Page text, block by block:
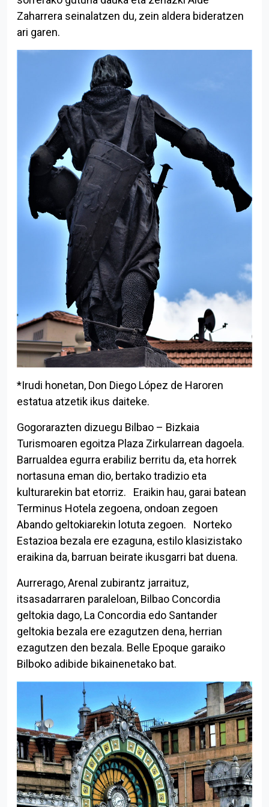
Zaharrera seinalatzen du, zein aldera bideratzen
ari garen.
*Irudi honetan, Don Diego López de Haroren
estatua atzetik ikus daiteke.
Gogorarazten dizuegu Bilbao – Bizkaia
Turismoaren egoitza Plaza Zirkularrean dagoela.
Barrualdea egurra erabiliz berritu da, eta horrek
nortasuna eman dio, bertako tradizio eta
kulturarekin bat etorriz.
Eraikin hau, garai batean
Terminus Hotela zegoena, ondoan zegoen
Abando geltokiarekin lotuta zegoen.
Norteko
Estazioa bezala ere ezaguna, estilo klasizistako
eraikina da, barruan beirate ikusgarri bat duena.
Aurrerago, Arenal zubirantz jarraituz,
itsasadarraren paraleloan, Bilbao Concordia
geltokia dago, La Concordia edo Santander
geltokia bezala ere ezagutzen dena, herrian
ezagutzen den bezala. Belle Epoque garaiko
Bilboko adibide bikainenetako bat.
Itzuli aurkibidera